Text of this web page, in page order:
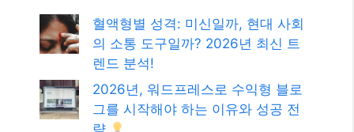
혈액형별 성격: 미신일까, 현대 사회
의 소통 도구일까? 2026년 최신 트
렌드 분석!
2026년, 워드프레스로 수익형 블로
그를 시작해야 하는 이유와 성공 전